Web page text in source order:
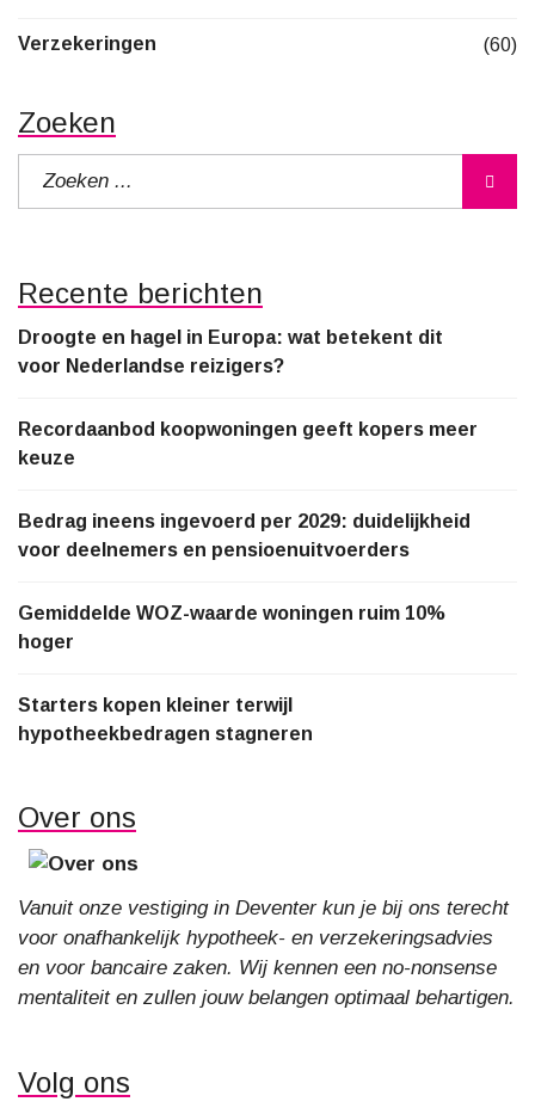
Verzekeringen (60)
Zoeken
Recente berichten
Droogte en hagel in Europa: wat betekent dit
voor Nederlandse reizigers?
Recordaanbod koopwoningen geeft kopers meer
keuze
Bedrag ineens ingevoerd per 2029: duidelijkheid
voor deelnemers en pensioenuitvoerders
Gemiddelde WOZ-waarde woningen ruim 10%
hoger
Starters kopen kleiner terwijl
hypotheekbedragen stagneren
Over ons
Vanuit onze vestiging in Deventer kun je bij ons terecht
voor onafhankelijk hypotheek- en verzekeringsadvies
en voor bancaire zaken. Wij kennen een no-nonsense
mentaliteit en zullen jouw belangen optimaal behartigen.
Volg ons